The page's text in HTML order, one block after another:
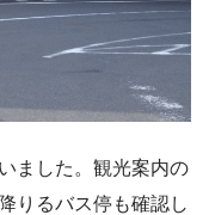
ました。観光案内の
りるバス停も確認し